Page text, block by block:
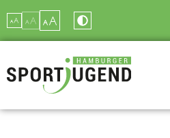
springen